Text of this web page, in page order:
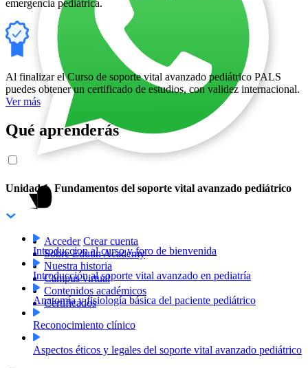
Acceder Crear cuenta
Sobre Edutin Academy
Nuestra historia
Campus virtual
Contenidos académicos
Certificados
emergencia pediátrica.
Al finalizar el Curso de soporte vital avanzado pediátrico PALS
puedes obtener un certificado de estudios, con validez internacional.
Ver más
Qué aprenderás
Unidad 1. Fundamentos del soporte vital avanzado pediátrico
Introduccion al curso y foro de bienvenida
Introducción al soporte vital avanzado en pediatría
Anatomía y fisiología básica del paciente pediátrico
Reconocimiento clínico
Aspectos éticos y legales del soporte vital avanzado pediátrico